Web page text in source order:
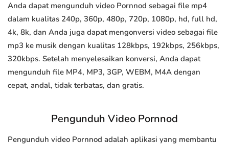
Anda dapat mengunduh video Pornnod sebagai file mp4
dalam kualitas 240p, 360p, 480p, 720p, 1080p, hd, full hd,
4k, 8k, dan Anda juga dapat mengonversi video sebagai file
mp3 ke musik dengan kualitas 128kbps, 192kbps, 256kbps,
320kbps. Setelah menyelesaikan konversi, Anda dapat
mengunduh file MP4, MP3, 3GP, WEBM, M4A dengan
cepat, andal, tidak terbatas, dan gratis.
Pengunduh Video Pornnod
Pengunduh video Pornnod adalah aplikasi yang membantu